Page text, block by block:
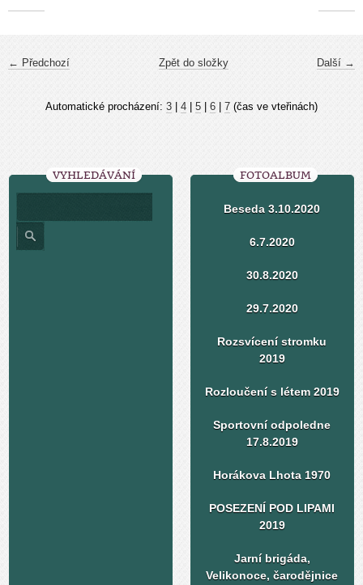
← Předchozí Další →
Zpět do složky
Automatické procházení: 3 4 5 6 7 (čas ve vteřinách)
VYHLEDÁVÁNÍ FOTOALBUM
Beseda 3.10.2020
6.7.2020
30.8.2020
29.7.2020
Rozsvícení stromku
2019
Rozloučení s létem 2019
Sportovní odpoledne
17.8.2019
Horákova Lhota 1970
POSEZENÍ POD LIPAMI
2019
Jarní brigáda,
Velikonoce, čarodějnice